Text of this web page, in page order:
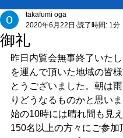
御礼
takafumi oga
2020年6月22日 読了時間: 1分
昨日内覧会無事終了いた
を運んで頂いた地域の皆
とうございました。朝は
りどうなるものかと思い
始の10時には晴れ間も見え
150名以上の方々にご参加